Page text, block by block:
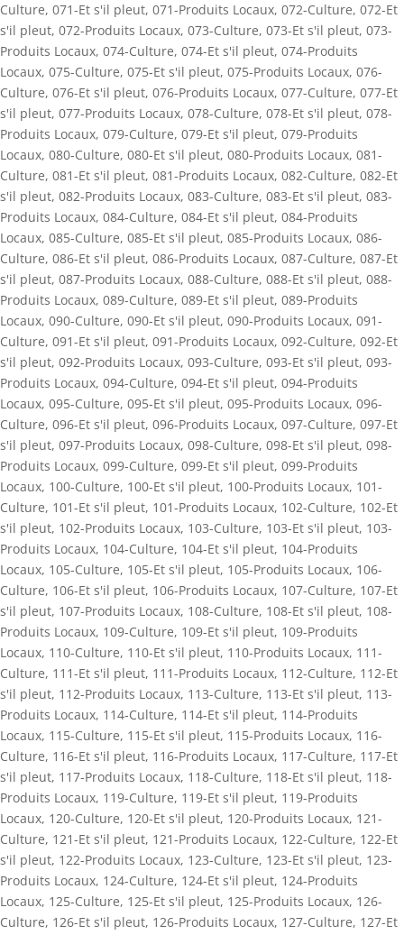
Culture, 071-Et s'il pleut, 071-Produits Locaux, 072-Culture, 072-Et
s'il pleut, 072-Produits Locaux, 073-Culture, 073-Et s'il pleut, 073-
Produits Locaux, 074-Culture, 074-Et s'il pleut, 074-Produits
Locaux, 075-Culture, 075-Et s'il pleut, 075-Produits Locaux, 076-
Culture, 076-Et s'il pleut, 076-Produits Locaux, 077-Culture, 077-Et
s'il pleut, 077-Produits Locaux, 078-Culture, 078-Et s'il pleut, 078-
Produits Locaux, 079-Culture, 079-Et s'il pleut, 079-Produits
Locaux, 080-Culture, 080-Et s'il pleut, 080-Produits Locaux, 081-
Culture, 081-Et s'il pleut, 081-Produits Locaux, 082-Culture, 082-Et
s'il pleut, 082-Produits Locaux, 083-Culture, 083-Et s'il pleut, 083-
Produits Locaux, 084-Culture, 084-Et s'il pleut, 084-Produits
Locaux, 085-Culture, 085-Et s'il pleut, 085-Produits Locaux, 086-
Culture, 086-Et s'il pleut, 086-Produits Locaux, 087-Culture, 087-Et
s'il pleut, 087-Produits Locaux, 088-Culture, 088-Et s'il pleut, 088-
Produits Locaux, 089-Culture, 089-Et s'il pleut, 089-Produits
Locaux, 090-Culture, 090-Et s'il pleut, 090-Produits Locaux, 091-
Culture, 091-Et s'il pleut, 091-Produits Locaux, 092-Culture, 092-Et
s'il pleut, 092-Produits Locaux, 093-Culture, 093-Et s'il pleut, 093-
Produits Locaux, 094-Culture, 094-Et s'il pleut, 094-Produits
Locaux, 095-Culture, 095-Et s'il pleut, 095-Produits Locaux, 096-
Culture, 096-Et s'il pleut, 096-Produits Locaux, 097-Culture, 097-Et
s'il pleut, 097-Produits Locaux, 098-Culture, 098-Et s'il pleut, 098-
Produits Locaux, 099-Culture, 099-Et s'il pleut, 099-Produits
Locaux, 100-Culture, 100-Et s'il pleut, 100-Produits Locaux, 101-
Culture, 101-Et s'il pleut, 101-Produits Locaux, 102-Culture, 102-Et
s'il pleut, 102-Produits Locaux, 103-Culture, 103-Et s'il pleut, 103-
Produits Locaux, 104-Culture, 104-Et s'il pleut, 104-Produits
Locaux, 105-Culture, 105-Et s'il pleut, 105-Produits Locaux, 106-
Culture, 106-Et s'il pleut, 106-Produits Locaux, 107-Culture, 107-Et
s'il pleut, 107-Produits Locaux, 108-Culture, 108-Et s'il pleut, 108-
Produits Locaux, 109-Culture, 109-Et s'il pleut, 109-Produits
Locaux, 110-Culture, 110-Et s'il pleut, 110-Produits Locaux, 111-
Culture, 111-Et s'il pleut, 111-Produits Locaux, 112-Culture, 112-Et
s'il pleut, 112-Produits Locaux, 113-Culture, 113-Et s'il pleut, 113-
Produits Locaux, 114-Culture, 114-Et s'il pleut, 114-Produits
Locaux, 115-Culture, 115-Et s'il pleut, 115-Produits Locaux, 116-
Culture, 116-Et s'il pleut, 116-Produits Locaux, 117-Culture, 117-Et
s'il pleut, 117-Produits Locaux, 118-Culture, 118-Et s'il pleut, 118-
Produits Locaux, 119-Culture, 119-Et s'il pleut, 119-Produits
Locaux, 120-Culture, 120-Et s'il pleut, 120-Produits Locaux, 121-
Culture, 121-Et s'il pleut, 121-Produits Locaux, 122-Culture, 122-Et
s'il pleut, 122-Produits Locaux, 123-Culture, 123-Et s'il pleut, 123-
Produits Locaux, 124-Culture, 124-Et s'il pleut, 124-Produits
Locaux, 125-Culture, 125-Et s'il pleut, 125-Produits Locaux, 126-
Culture, 126-Et s'il pleut, 126-Produits Locaux, 127-Culture, 127-Et